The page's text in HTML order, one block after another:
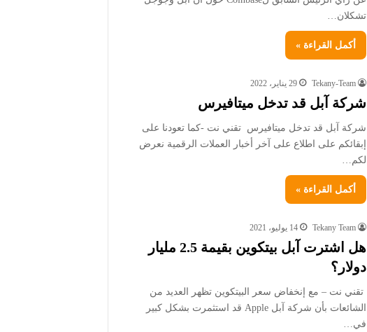
تشكلان…
أكمل القراءة »
Tekany-Team 29 يناير، 2022
شركة آبل قد تدخل ميتافيرس
شركة آبل قد تدخل ميتافيرس تقني نت -كما تعودنا على
إبقائكم على اطلاع على آخر أخبار العملات الرقمية نعرض
لكم…
أكمل القراءة »
Tekany Team 14 يوليو، 2021
هل اشترت آبل بيتكوين بقيمة 2.5 مليار
دولار؟
تقني نت – مع إنخفاض سعر البيتكوين تظهر العديد من
الشائعات بأن شركة آبل Apple قد استثمرت بشكل كبير
في…